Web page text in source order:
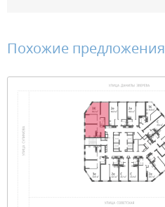
Похожие предложения